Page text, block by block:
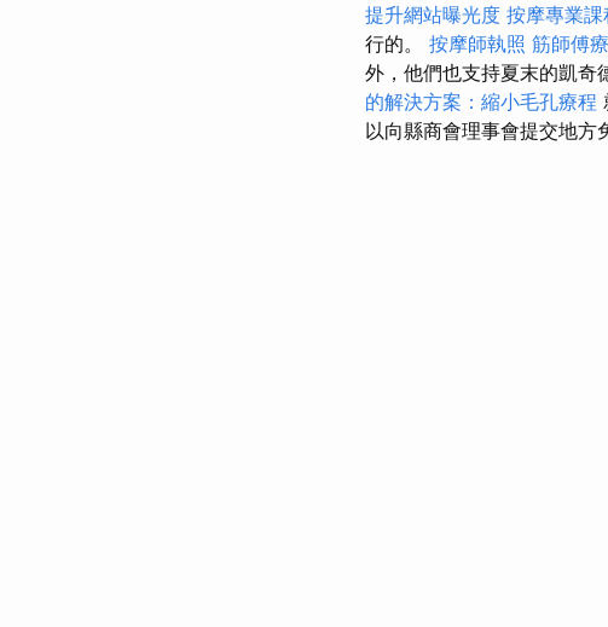
提升網站曝光度 按摩專業課
行的。 按摩師執照 筋師傅
外，他們也支持夏末的凱奇
的解決方案：縮小毛孔療程
以向縣商會理事會提交地方